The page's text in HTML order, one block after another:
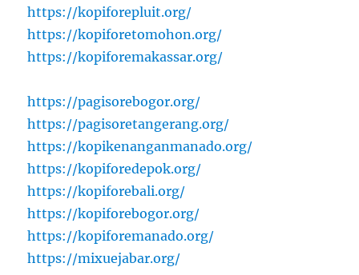
https://kopiforepluit.org/
https://kopiforetomohon.org/
https://kopiforemakassar.org/
https://pagisorebogor.org/
https://pagisoretangerang.org/
https://kopikenanganmanado.org/
https://kopiforedepok.org/
https://kopiforebali.org/
https://kopiforebogor.org/
https://kopiforemanado.org/
https://mixuejabar.org/